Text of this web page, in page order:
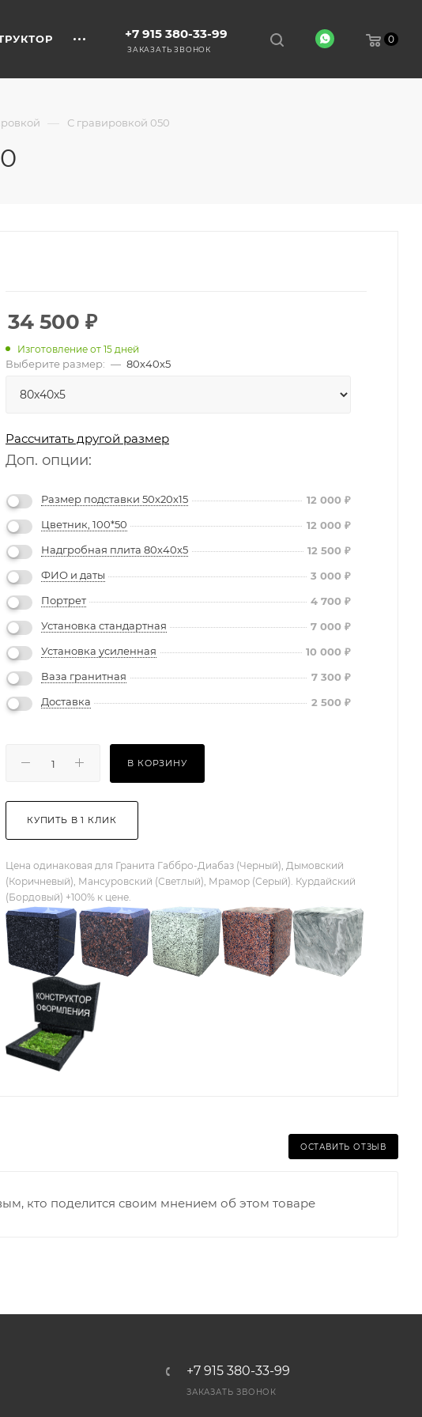
+7 915 380-33-99
ЗАКАЗАТЬ ЗВОНОК
0
— С гравировкой 050
34 500 ₽
Изготовление от 15 дней
Выберите размер: — 80х40х5
Рассчитать другой размер
Доп. опции:
Размер подставки 50х20х15 12 000 ₽
Цветник, 100*50
12 000 ₽
Надгробная плита 80х40х5
12 500 ₽
ФИО и даты
3 000 ₽
Портрет
4 700 ₽
Установка стандартная
7 000 ₽
Установка усиленная
10 000 ₽
Ваза гранитная
7 300 ₽
Доставка
2 500 ₽
В КОРЗИНУ
КУПИТЬ В 1 КЛИК
Цена одинаковая для Гранита Габбро-Диабаз (Черный), Дымовский
(Коричневый), Мансуровский (Светлый), Мрамор (Серый). Курдайский
(Бордовый) +100% к цене.
ОСТАВИТЬ ОТЗЫВ
кто поделится своим мнением об этом товаре
+7 915 380-33-99
ЗАКАЗАТЬ ЗВОНОК